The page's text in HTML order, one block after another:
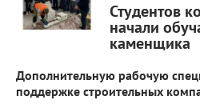
Студентов
начали
каменщика
Дополнительную рабочую
поддержке строительных